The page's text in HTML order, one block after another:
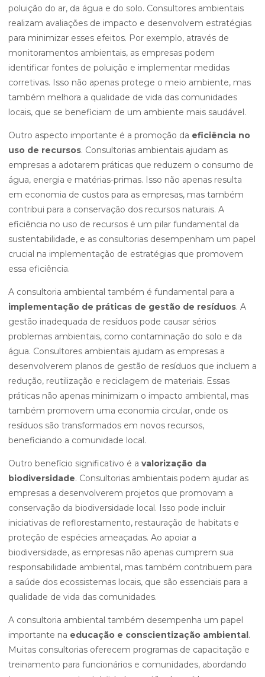
poluição do ar, da água e do solo. Consultores ambientais
realizam avaliações de impacto e desenvolvem estratégias
para minimizar esses efeitos. Por exemplo, através de
monitoramentos ambientais, as empresas podem
identificar fontes de poluição e implementar medidas
corretivas. Isso não apenas protege o meio ambiente, mas
também melhora a qualidade de vida das comunidades
locais, que se beneficiam de um ambiente mais saudável.
Outro aspecto importante é a promoção da eficiência no
uso de recursos. Consultorias ambientais ajudam as
empresas a adotarem práticas que reduzem o consumo de
água, energia e matérias-primas. Isso não apenas resulta
em economia de custos para as empresas, mas também
contribui para a conservação dos recursos naturais. A
eficiência no uso de recursos é um pilar fundamental da
sustentabilidade, e as consultorias desempenham um papel
crucial na implementação de estratégias que promovem
essa eficiência.
A consultoria ambiental também é fundamental para a
implementação de práticas de gestão de resíduos. A
gestão inadequada de resíduos pode causar sérios
problemas ambientais, como contaminação do solo e da
água. Consultores ambientais ajudam as empresas a
desenvolverem planos de gestão de resíduos que incluem a
redução, reutilização e reciclagem de materiais. Essas
práticas não apenas minimizam o impacto ambiental, mas
também promovem uma economia circular, onde os
resíduos são transformados em novos recursos,
beneficiando a comunidade local.
Outro benefício significativo é a valorização da
biodiversidade. Consultorias ambientais podem ajudar as
empresas a desenvolverem projetos que promovam a
conservação da biodiversidade local. Isso pode incluir
iniciativas de reflorestamento, restauração de habitats e
proteção de espécies ameaçadas. Ao apoiar a
biodiversidade, as empresas não apenas cumprem sua
responsabilidade ambiental, mas também contribuem para
a saúde dos ecossistemas locais, que são essenciais para a
qualidade de vida das comunidades.
A consultoria ambiental também desempenha um papel
importante na educação e conscientização ambiental.
Muitas consultorias oferecem programas de capacitação e
treinamento para funcionários e comunidades, abordando